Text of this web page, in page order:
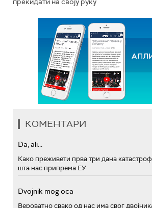
КОМЕНТАРИ
Da, ali...
Како преживети прва три дана
шта нас припрема ЕУ
Dvojnik mog oca
Вероватно свако од нас има свог